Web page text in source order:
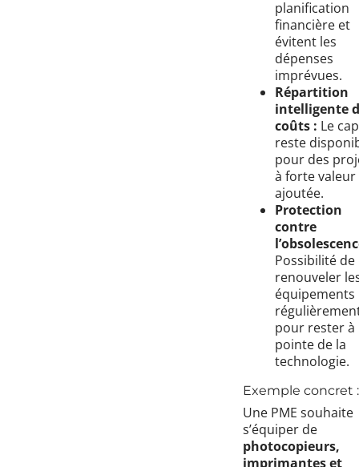
planification
financière et
évitent les
dépenses
imprévues.
Répartition
intelligente
coûts : Le
reste
pour des
à forte valeur
ajoutée.
Protection
contre
Possibilité de
renouveler
équipements
pour rester à
pointe de la
technologie.
Exemple concret :
Une PME souhaite
s’équiper de
photocopieurs,
imprimantes et